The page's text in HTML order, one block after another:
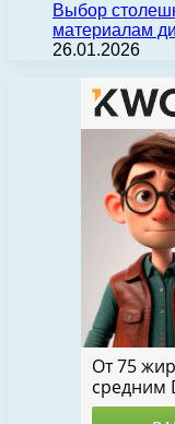
Выбор
материалам
26.01.2026